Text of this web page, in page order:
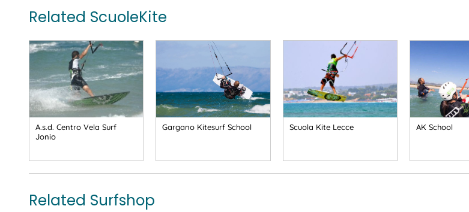
Related ScuoleKite
A.s.d. Centro Vela Surf
Jonio
Gargano Kitesurf School Scuola Kite Lecce AK School
Related Surfshop